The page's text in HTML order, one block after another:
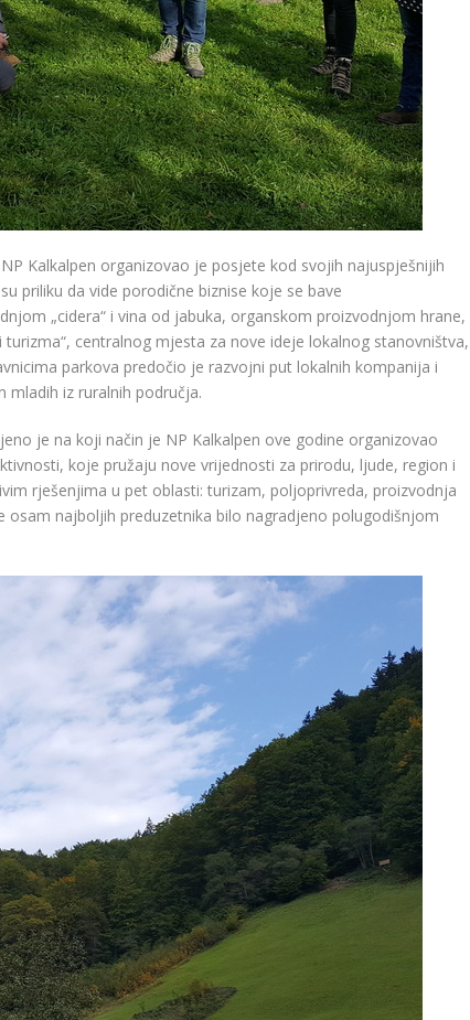
Kalkalpen organizovao je posjete kod svojih najuspješnijih
priliku da vide porodične biznise koje se bave
„cidera“ i vina od jabuka, organskom proizvodnjom hrane,
centralnog mjesta za nove ideje lokalnog stanovništva,
parkova predočio je razvojni put lokalnih kompanija i
mladih iz ruralnih područja.
je na koji način je NP Kalkalpen ove godine organizovao
koje pružaju nove vrijednosti za prirodu, ljude, region i
rješenjima u pet oblasti: turizam, poljoprivreda, proizvodnja
osam najboljih preduzetnika bilo nagradjeno polugodišnjom